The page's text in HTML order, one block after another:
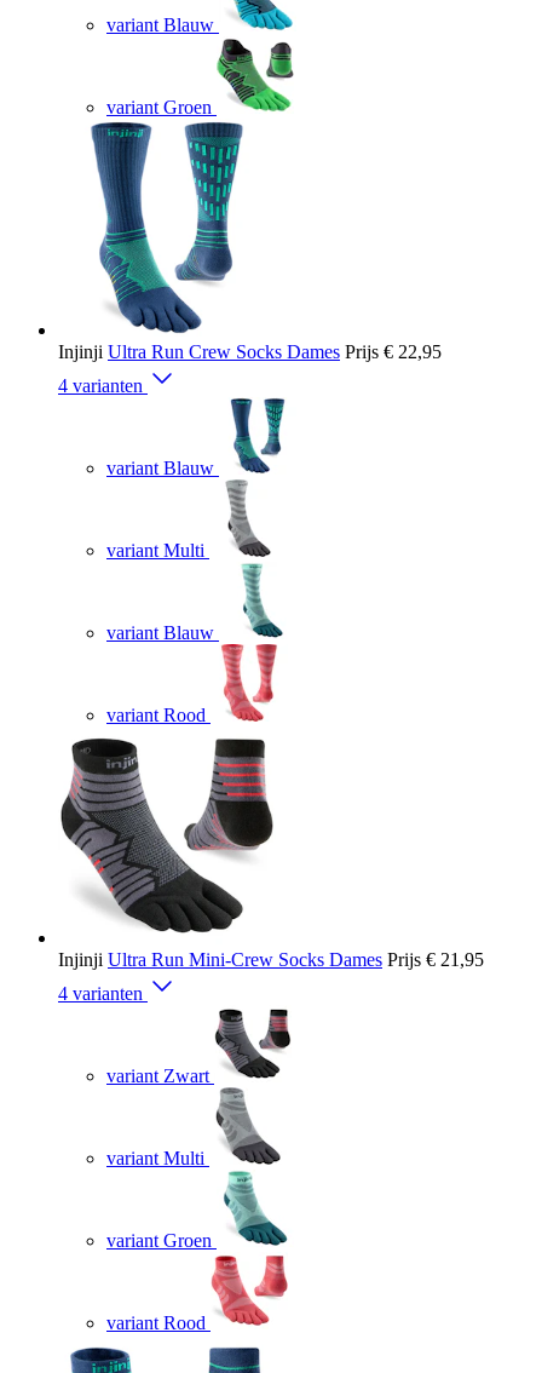
variant Blauw
variant Groen
Injinji Ultra Run Crew Socks Dames Prijs € 22,95
4 varianten
variant Blauw
variant Multi
variant Blauw
variant Rood
Injinji Ultra Run Mini-Crew Socks Dames Prijs € 21,95
4 varianten
variant Zwart
variant Multi
variant Groen
variant Rood